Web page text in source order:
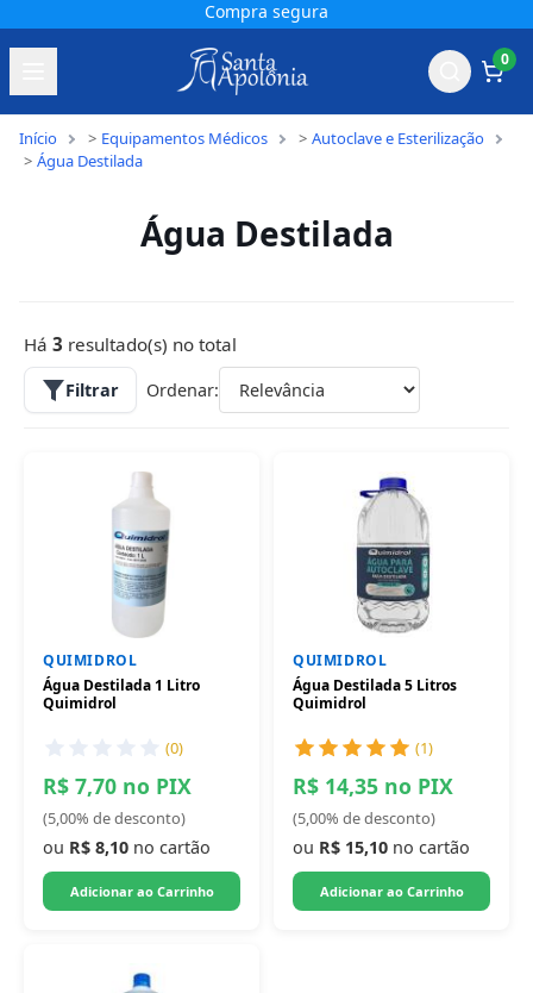
Compra segura
0
Início Equipamentos Médicos
Autoclave e Esterilização
Água Destilada
Água Destilada
Há 3 resultado(s) no total
Filtrar Ordenar:
QUIMIDROL
Água Destilada 1 Litro
Quimidrol
(0)
R$ 7,70 no PIX
(5,00% de desconto)
ou R$ 8,10 no cartão
Adicionar ao Carrinho
QUIMIDROL
Água Destilada 5 Litros
Quimidrol
(1)
R$ 14,35 no PIX
(5,00% de desconto)
ou R$ 15,10 no cartão
Adicionar ao Carrinho